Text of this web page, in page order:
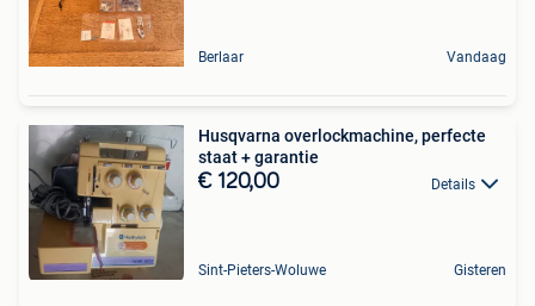
Berlaar Vandaag
Husqvarna overlockmachine, perfecte
staat + garantie
€ 120,00 Details
Sint-Pieters-Woluwe Gisteren